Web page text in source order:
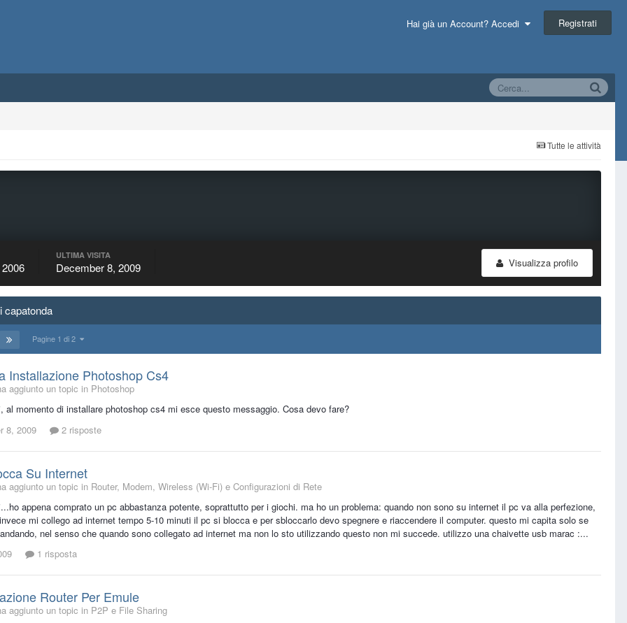
Hai già un Account? Accedi Registrati
Tutte le attività
Visualizza profilo
ULTIMA VISITA
December 8, 2009
capatonda
Pagine 1 di 2
Installazione Photoshop Cs4
aggiunto un topic in Photoshop
al momento di installare photoshop cs4 mi esce questo messaggio. Cosa devo fare?
8, 2009
2 risposte
Su Internet
aggiunto un topic in Router, Modem, Wireless (Wi-Fi) e Configurazioni di Rete
appena comprato un pc abbastanza potente, soprattutto per i giochi. ma ho un problema: quando non sono su internet il pc va alla perfezione,
mi collego ad internet tempo 5-10 minuti il pc si blocca e per sbloccarlo devo spegnere e riaccendere il computer. questo mi capita solo se
nel senso che quando sono collegato ad internet ma non lo sto utilizzando questo non mi succede. utilizzo una chaivette usb marac :...
1 risposta
Router Per Emule
aggiunto un topic in P2P e File Sharing